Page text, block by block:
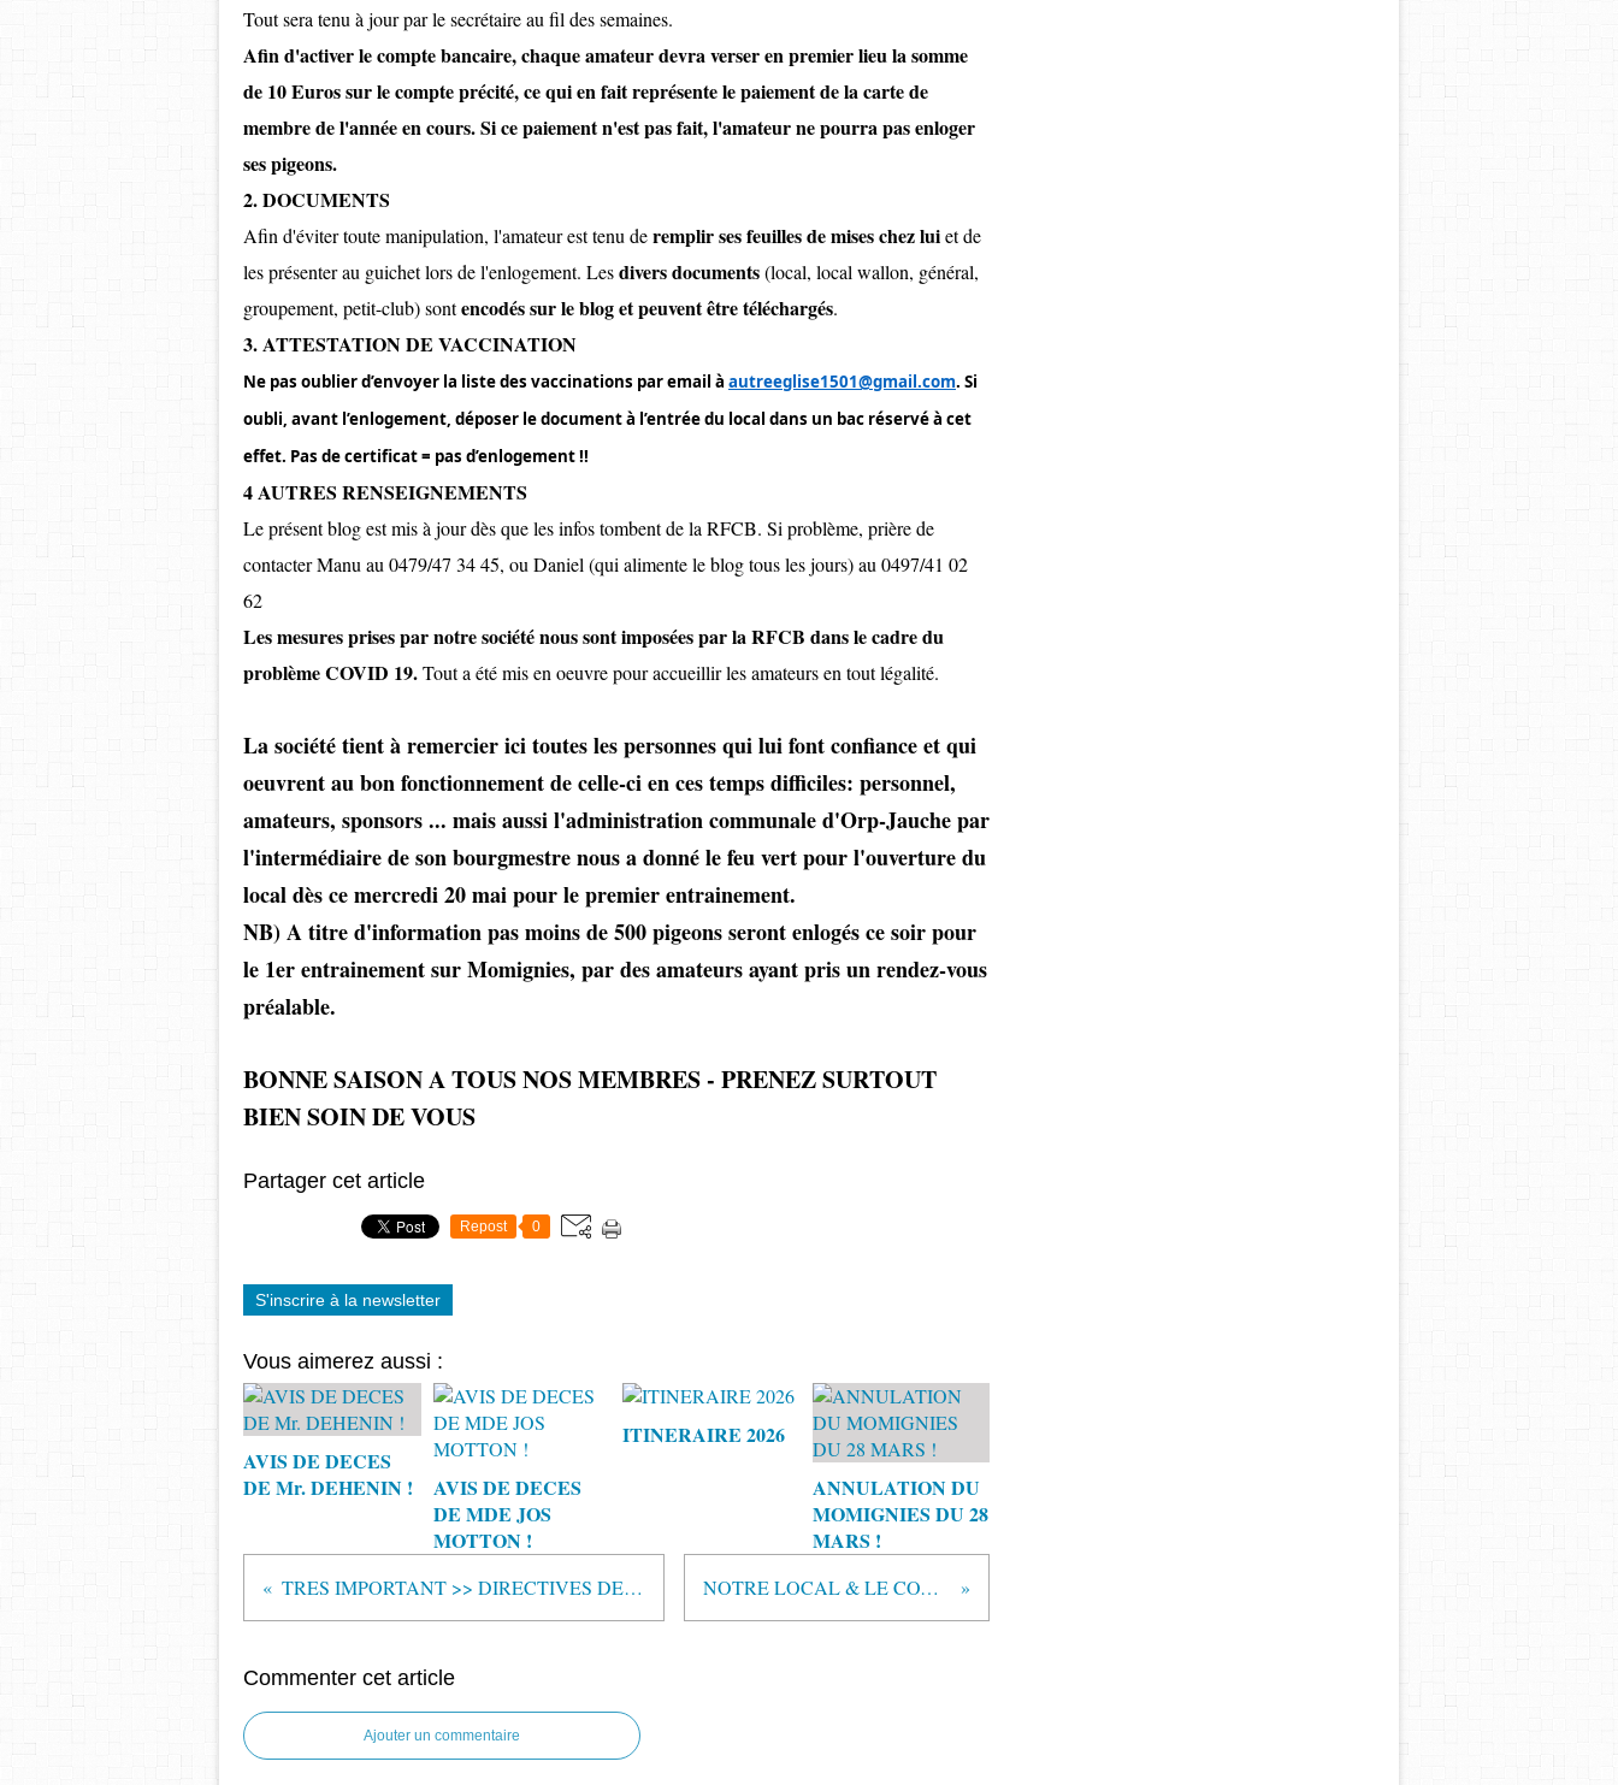
Tout sera tenu à jour par le secrétaire au fil des semaines.
Afin d'activer le compte bancaire, chaque amateur devra verser en premier lieu la somme
de 10 Euros sur le compte précité, ce qui en fait représente le paiement de la carte de
membre de l'année en cours. Si ce paiement n'est pas fait, l'amateur ne pourra pas enloger
ses pigeons.
2. DOCUMENTS
Afin d'éviter toute manipulation, l'amateur est tenu deremplir ses feuilles de mises chez luiet de
les présenter au guichet lors de l'enlogement. Lesdivers documents(local, local wallon, général,
groupement, petit-club) sontencodés sur le blog et peuvent être téléchargés.
3. ATTESTATION DE VACCINATION
Ne pas oublier d’envoyer la liste des vaccinations par email à autreeglise1501@gmail.com. Si
oubli, avant l’enlogement, déposer le document à l’entrée du local dans un bac réservé à cet
effet. Pas de certificat = pas d’enlogement !!
4 AUTRES RENSEIGNEMENTS
Le présent blog est mis à jour dès que les infos tombent de la RFCB. Si problème, prière de
contacter Manu au 0479/47 34 45, ou Daniel (qui alimente le blog tous les jours) au 0497/41 02
62
Les mesures prises par notre société nous sont imposées par la RFCB dans le cadre du
problème COVID 19.Tout a été mis en oeuvre pour accueillir les amateurs en tout légalité.
La société tient à remercier ici toutes les personnes qui lui font confiance et qui
oeuvrent au bon fonctionnement de celle-ci en ces temps difficiles: personnel,
amateurs, sponsors ... mais aussi l'administration communale d'Orp-Jauche par
l'intermédiaire de son bourgmestre nous a donné le feu vert pour l'ouverture du
local dès ce mercredi 20 mai pour le premier entrainement.
NB) A titre d'information pas moins de 500 pigeons seront enlogés ce soir pour
le 1er entrainement sur Momignies, par des amateurs ayant pris un rendez-vous
préalable.
BONNE SAISON A TOUS NOS MEMBRES - PRENEZ SURTOUT
BIEN SOIN DE VOUS
Partager cet article
Repost 0
S'inscrire à la newsletter
Vous aimerez aussi :
AVIS DE DECES
DE Mr. DEHENIN !
AVIS DE DECES
DE MDE JOS
MOTTON !
ITINERAIRE 2026
ANNULATION DU
MOMIGNIES DU 28
MARS !
TRES IMPORTANT >> DIRECTIVES DE LA RFCB (Suite) ! NOTRE LOCAL & LE COVID 19 (New) !
Commenter cet article
Ajouter un commentaire